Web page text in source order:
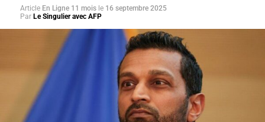
Article En Ligne 11 mois le 16 septembre 2025
Par Le Singulier avec AFP